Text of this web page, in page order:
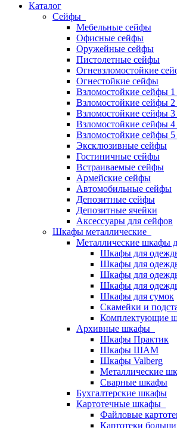
Каталог
Сейфы
Мебельные сейфы
Офисные сейфы
Оружейные сейфы
Пистолетные сейфы
Огневзломостойкие
Огнестойкие сейфы
Взломостойкие сейфы 1
Взломостойкие сейфы 2
Взломостойкие сейфы 3
Взломостойкие сейфы 4
Взломостойкие сейфы 5
Эксклюзивные сейфы
Гостиничные сейфы
Встраиваемые сейфы
Армейские сейфы
Автомобильные сейфы
Депозитные сейфы
Депозитные ячейки
Аксессуары для сейфов
Шкафы металлические
Металлические шкафы
Шкафы для
Шкафы для
Шкафы для
Шкафы для
Шкафы для сумок
Скамейки и
Комплектующие
Архивные шкафы
Шкафы Практик
Шкафы ШАМ
Шкафы Valberg
Металлические
Сварные шкафы
Бухгалтерские шкафы
Картотечные шкафы
Файловые
Картотеки